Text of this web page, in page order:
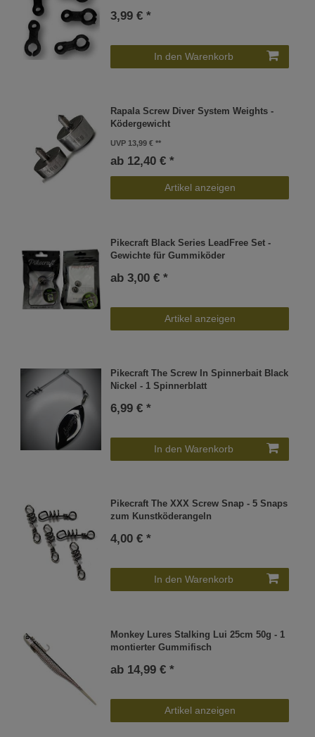
3,99 € *
In den Warenkorb
Rapala Screw Diver System Weights -
Ködergewicht
UVP 13,99 €
ab 12,40 € *
Artikel anzeigen
Pikecraft Black Series LeadFree Set -
Gewichte für Gummiköder
ab 3,00 € *
Artikel anzeigen
Pikecraft The Screw In Spinnerbait Black
Nickel - 1 Spinnerblatt
6,99 € *
In den Warenkorb
Pikecraft The XXX Screw Snap - 5 Snaps
zum Kunstköderangeln
4,00 € *
In den Warenkorb
Monkey Lures Stalking Lui 25cm 50g - 1
montierter Gummifisch
ab 14,99 € *
Artikel anzeigen